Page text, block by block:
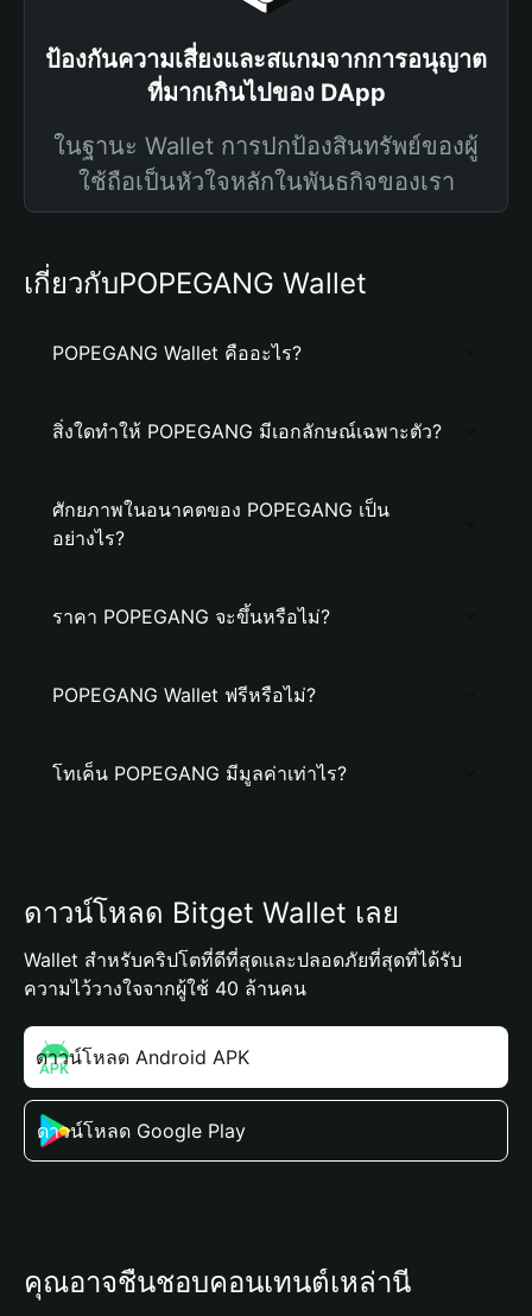
ป้องกันความเสี่ยงและสแกมจากการอนุญาต
ที่มากเกินไปของ DApp
ในฐานะ Wallet การปกป้องสินทรัพย์ของผู้
ใช้ถือเป็นหัวใจหลักในพันธกิจของเรา
เกี่ยวกับPOPEGANG Wallet
POPEGANG Wallet คืออะไร?
สิ่งใดทำให้ POPEGANG มีเอกลักษณ์เฉพาะตัว?
ศักยภาพในอนาคตของ POPEGANG เป็น
อย่างไร?
ราคา POPEGANG จะขึ้นหรือไม่?
POPEGANG Wallet ฟรีหรือไม่?
โทเค็น POPEGANG มีมูลค่าเท่าไร?
ดาวน์โหลด Bitget Wallet เลย
Wallet สำหรับคริปโตที่ดีที่สุดและปลอดภัยที่สุดที่ได้รับ
ความไว้วางใจจากผู้ใช้ 40 ล้านคน
ดาวน์โหลด Android APK
ดาวน์โหลด Google Play
คุณอาจชื่นชอบคอนเทนต์เหล่านี้